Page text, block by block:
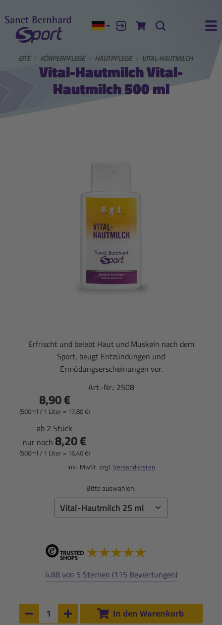
Aktuelle Sprache:
AnmeldenZum Warenkorb
Suche
KÖRPERPFLEGE HAUTPFLEGE VITAL-HAUTMILCH
Vital-Hautmilch Vital-
Hautmilch 500 ml
Erfrischt und belebt Haut und Muskeln nach dem
Sport, beugt Entzündungen und
Ermüdungserscheinungen vor.
Art.-Nr.: 2508
8,90 €
(500ml / 1 Liter = 17,80 €)
ab 2 Stück
nur noch 8,20 €
(500ml / 1 Liter = 16,40 €)
inkl. MwSt. zzgl. Versandkosten
Bitte auswählen:
4.88 von 5 Sternen (115 Bewertungen)
Anzahl:
Anzahl um 1 verringern
Anzahl um 1 erhöhen
In den Warenkorb